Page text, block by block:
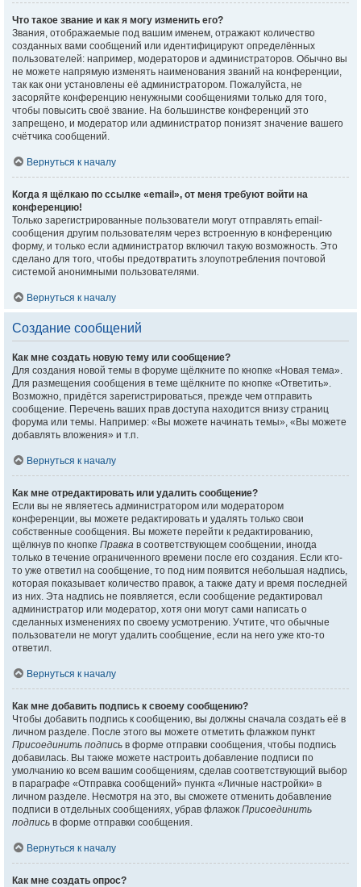
Что такое звание и как я могу изменить его?
Звания, отображаемые под вашим именем, отражают количество
созданных вами сообщений или идентифицируют определённых
пользователей: например, модераторов и администраторов. Обычно вы
не можете напрямую изменять наименования званий на конференции,
так как они установлены её администратором. Пожалуйста, не
засоряйте конференцию ненужными сообщениями только для того,
чтобы повысить своё звание. На большинстве конференций это
запрещено, и модератор или администратор понизят значение вашего
счётчика сообщений.
Вернуться к началу
Когда я щёлкаю по ссылке «email», от меня требуют войти на
конференцию!
Только зарегистрированные пользователи могут отправлять email-
сообщения другим пользователям через встроенную в конференцию
форму, и только если администратор включил такую возможность. Это
сделано для того, чтобы предотвратить злоупотребления почтовой
системой анонимными пользователями.
Вернуться к началу
Создание сообщений
Как мне создать новую тему или сообщение?
Для создания новой темы в форуме щёлкните по кнопке «Новая тема».
Для размещения сообщения в теме щёлкните по кнопке «Ответить».
Возможно, придётся зарегистрироваться, прежде чем отправить
сообщение. Перечень ваших прав доступа находится внизу страниц
форума или темы. Например: «Вы можете начинать темы», «Вы можете
добавлять вложения» и т.п.
Вернуться к началу
Как мне отредактировать или удалить сообщение?
Если вы не являетесь администратором или модератором
конференции, вы можете редактировать и удалять только свои
собственные сообщения. Вы можете перейти к редактированию,
щёлкнув по кнопке Правка в соответствующем сообщении, иногда
только в течение ограниченного времени после его создания. Если кто-
то уже ответил на сообщение, то под ним появится небольшая надпись,
которая показывает количество правок, а также дату и время последней
из них. Эта надпись не появляется, если сообщение редактировал
администратор или модератор, хотя они могут сами написать о
сделанных изменениях по своему усмотрению. Учтите, что обычные
пользователи не могут удалить сообщение, если на него уже кто-то
ответил.
Вернуться к началу
Как мне добавить подпись к своему сообщению?
Чтобы добавить подпись к сообщению, вы должны сначала создать её в
личном разделе. После этого вы можете отметить флажком пункт
Присоединить подпись в форме отправки сообщения, чтобы подпись
добавилась. Вы также можете настроить добавление подписи по
умолчанию ко всем вашим сообщениям, сделав соответствующий выбор
в параграфе «Отправка сообщений» пункта «Личные настройки» в
личном разделе. Несмотря на это, вы сможете отменить добавление
подписи в отдельных сообщениях, убрав флажок Присоединить
подпись в форме отправки сообщения.
Вернуться к началу
Как мне создать опрос?